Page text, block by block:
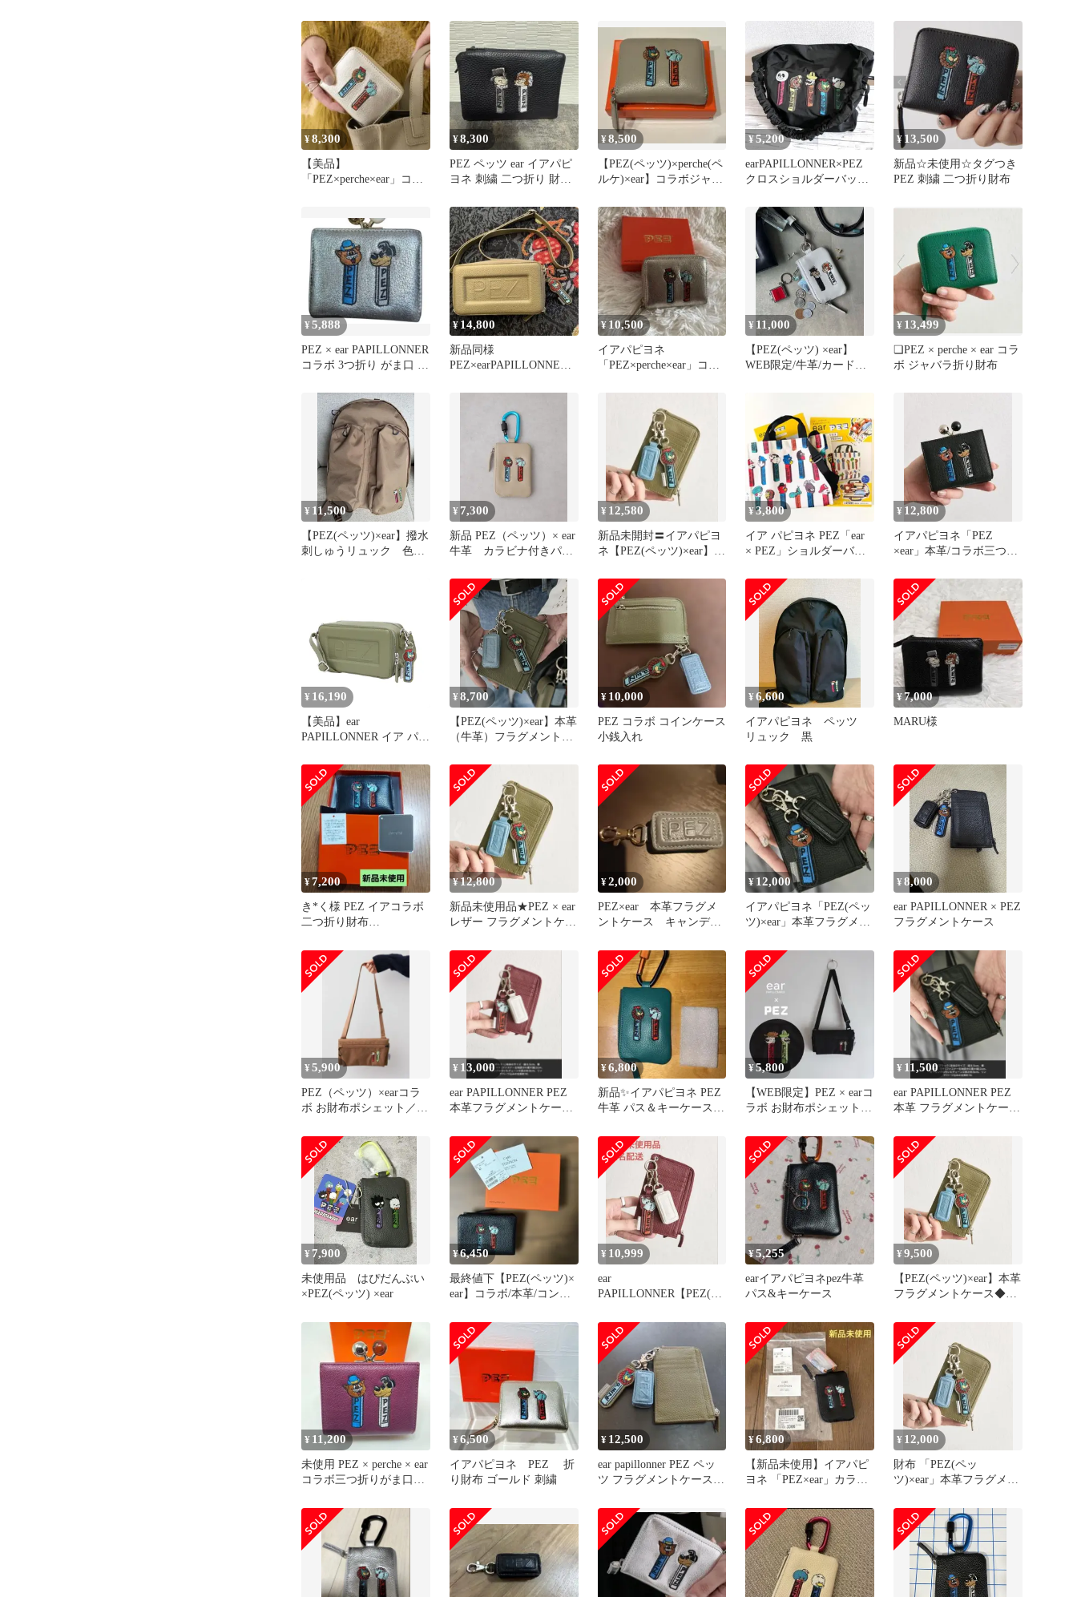
希少
ンケース
¥8,300
【美品】
「PEZ×perche×ear」コラ
¥8,300
PEZ ペッツ ear イアパピ
ヨネ 刺繍 二つ折り 財布
¥8,500
【PEZ(ペッツ)×perche(ペ
ルケ)×ear】コラボジャバ
¥5,200
earPAPILLONNER×PEZ
クロスショルダーバッ
¥13,500
新品☆未使用☆タグつき
PEZ 刺繍 二つ折り財布
¥5,888
PEZ × ear PAPILLONNER
コラボ 3つ折り がま口 財
¥14,800
新品同様
PEZ×earPAPILLONNER
ダーバッグ
¥ 10,500
イアパピヨネ
「PEZ×perche×ear」コラ
ールド
¥ 11,000
【PEZ(ペッツ) ×ear】
WEB限定/牛革/カードケ
¥ 13,499
❏PEZ × perche × ear コラ
ボ ジャバラ折り財布
¥ 11,500
【PEZ(ペッツ)×ear】撥水
刺しゅうリュック 色ブ
¥ 7,300
新品 PEZ（ペッツ）× ear
牛革 カラビナ付きパス
¥ 12,580
新品未開封〓イアパピヨ
ネ【PEZ(ペッツ)×ear】本
キ）
¥3,800
イア パピヨネ PEZ「ear
× PEZ」ショルダーバッ
¥ 12,800
イアパピヨネ「PEZ
×ear」本革/コラボ三つ折
¥ 16,190
【美品】ear
PAPILLONNER イア パピ
キ 26春夏 本革 ウォレッ
ト ショルダーバッグ 財
布 肩掛け 斜め掛け チャ
ーム付 ペッツ エンボス
ロゴ カウレザー ブラン
ド コラボ カバン【レデ
ィース】【中古】
¥8,700
【PEZ(ペッツ)×ear】本革
（牛革）フラグメントケ
¥ 10,000
PEZ コラボ コインケース
小銭入れ
¥6,600
イアパピヨネ ペッツ
リュック 黒
¥7,000
MARU様
¥7,200
き*く様 PEZ イアコラボ
二つ折り財布
¥12,800
新品未使用品★PEZ × ear
レザー フラグメントケー
¥2,000
PEZ×ear 本革フラグメ
ントケース キャンディ
¥ 12,000
イアパピヨネ「PEZ(ペッ
ツ)×ear」本革フラグメン
¥8,000
ear PAPILLONNER × PEZ
フラグメントケース
¥5,900
PEZ（ペッツ）×earコラ
ボ お財布ポシェット／シ
¥ 13,000
ear PAPILLONNER PEZ
本革フラグメントケース
¥6,800
新品✨イアパピヨネ PEZ
牛革 パス＆キーケース
¥5,800
【WEB限定】PEZ × earコ
ラボ お財布ポシェット
¥ 11,500
ear PAPILLONNER PEZ
本革 フラグメントケース
¥ 7,900
未使用品 はぴだんぶい
×PEZ(ペッツ) ×ear
¥6,450
最終値下【PEZ(ペッツ)×
ear】コラボ/本革/コンパ
¥ 10,999
ear
PAPILLONNER【PEZ(ペ
ントケース
¥5,255
earイアパピヨネpez牛革
パス&キーケース
¥9,500
【PEZ(ペッツ)×ear】本革
フラグメントケース◆カ
¥ 11,200
未使用 PEZ × perche × ear
コラボ三つ折りがま口財
¥6,500
イアパピヨネ PEZ 折
り財布 ゴールド 刺繍
¥ 12,500
ear papillonner PEZ ペッ
ツ フラグメントケース
¥6,800
【新品未使用】イアパピ
ヨネ 「PEZ×ear」カラビ
¥ 12,000
財布 「PEZ(ペッ
ツ)×ear」本革フラグメン